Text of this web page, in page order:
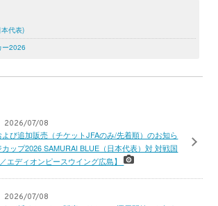
代表)
ー2026
2026/07/08
び追加販売（チケットJFAのみ/先着順）のお知ら
ップ2026 SAMURAI BLUE（日本代表）対 対戦国
エディオンピースウイング広島】
2026/07/08